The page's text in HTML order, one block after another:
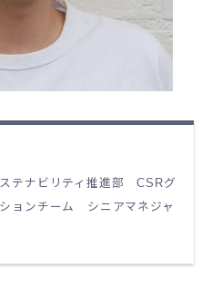
テナビリティ推進部 CSRグ
ョンチーム シニアマネジャ